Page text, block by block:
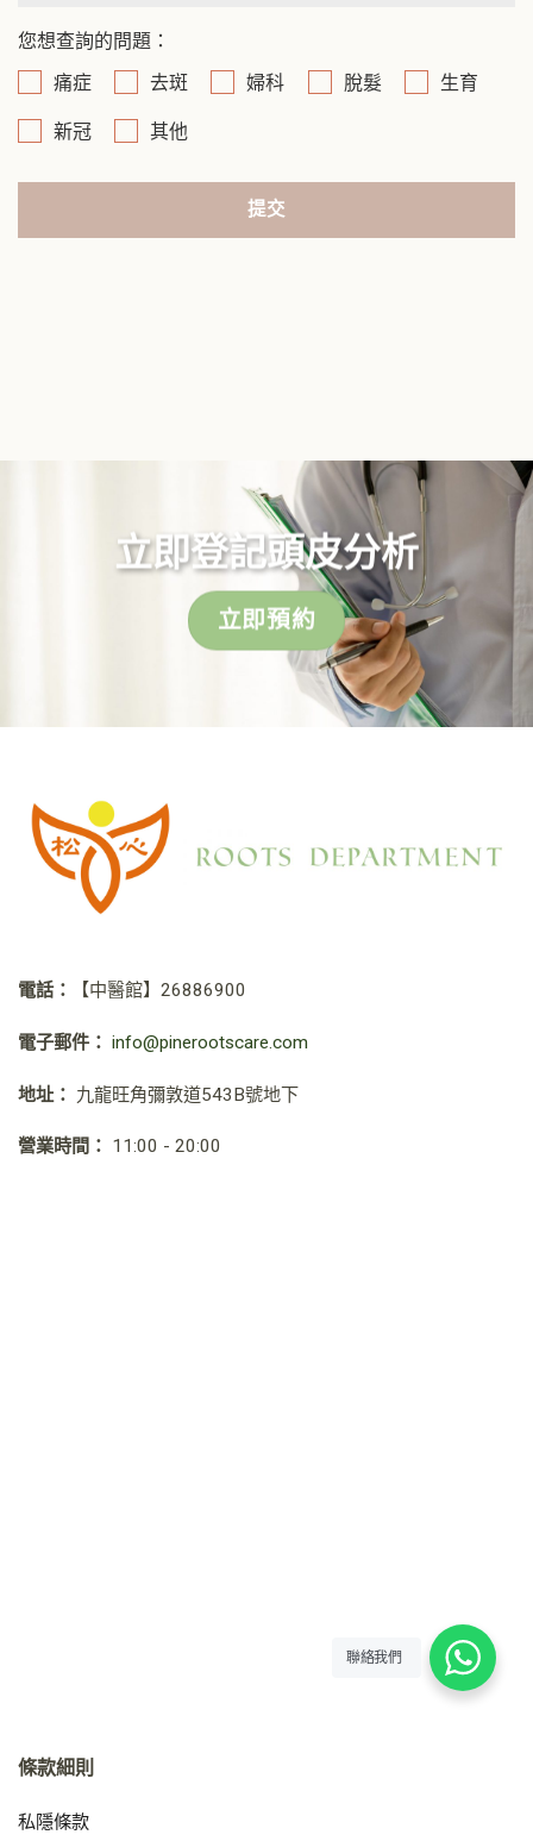
您想查詢的問題：
痛症
去斑 婦科 脫髮 生育
新冠 其他
立即登記頭皮分析
立即預約
電話： 【中醫館】 26886900
電子郵件： info@pinerootscare.com
地址： 九龍旺角彌敦道543B號地下
營業時間： 11:00 - 20:00
條款細則
私隱條款
聯絡我們